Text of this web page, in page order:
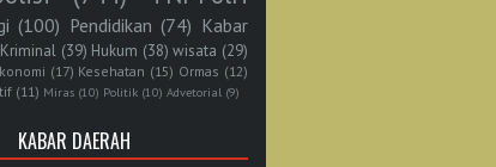
(100) Pendidikan (74) Kabar
Kriminal (39) Hukum (38) wisata (29)
(17) Kesehatan (15) Ormas (12)
(11) Miras (10) Politik (10) Advetorial (9)
KABAR DAERAH